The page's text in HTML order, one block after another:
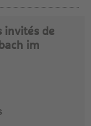
invités de
im